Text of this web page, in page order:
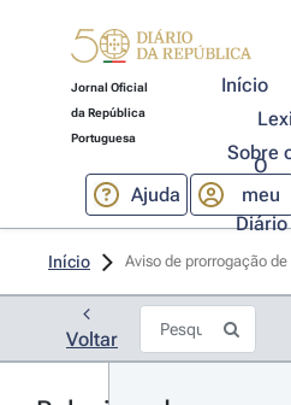
Jornal Oficial
da República
Portuguesa
Início
Sobre
Ajuda
O
meu
Diário
Início Aviso de prorrogação
Voltar